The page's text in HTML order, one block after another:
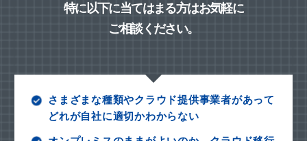
特に以下に当てはまる方はお気軽に
ご相談ください。
さまざまな種類やクラウド提供事業者があって
どれが自社に適切かわからない